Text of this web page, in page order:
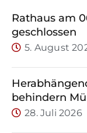
Rathaus am
geschlossen
5. August
behindern
28. Juli 2026